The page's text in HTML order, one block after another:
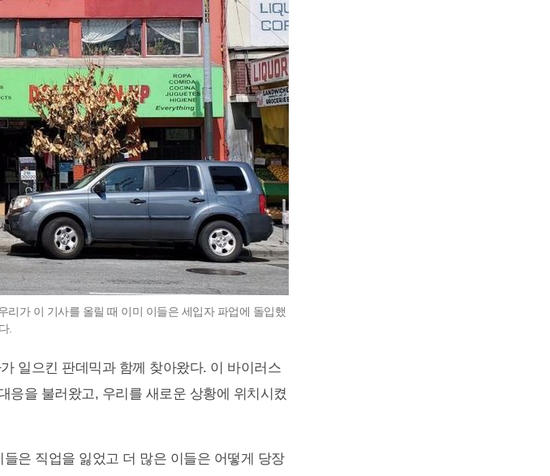
가 이 기사를 올릴 때 이미 이들은 세입자 파업에 돌입했
다.
일으킨 판데믹과 함께 찾아왔다. 이 바이러스
응을 불러왔고, 우리를 새로운 상황에 위치시켰
은 직업을 잃었고 더 많은 이들은 어떻게 당장